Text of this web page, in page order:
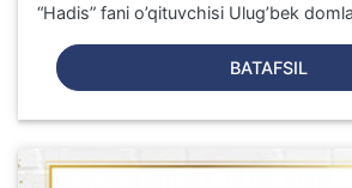
“Hadis” fani o’qituvchisi Ulug’bek
BATAFSIL